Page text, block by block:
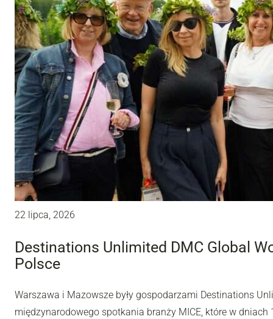
22 lipca, 2026
Destinations Unlimited DMC Global
Polsce
Warszawa i Mazowsze były gospodarzami Destinations
międzynarodowego spotkania branży MICE, które w